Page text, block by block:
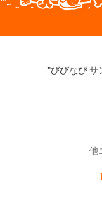
"びびなび サ
他